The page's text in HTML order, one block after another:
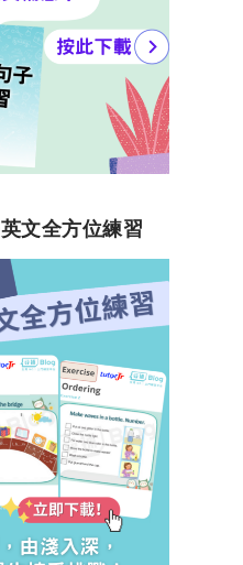
文全方位練習